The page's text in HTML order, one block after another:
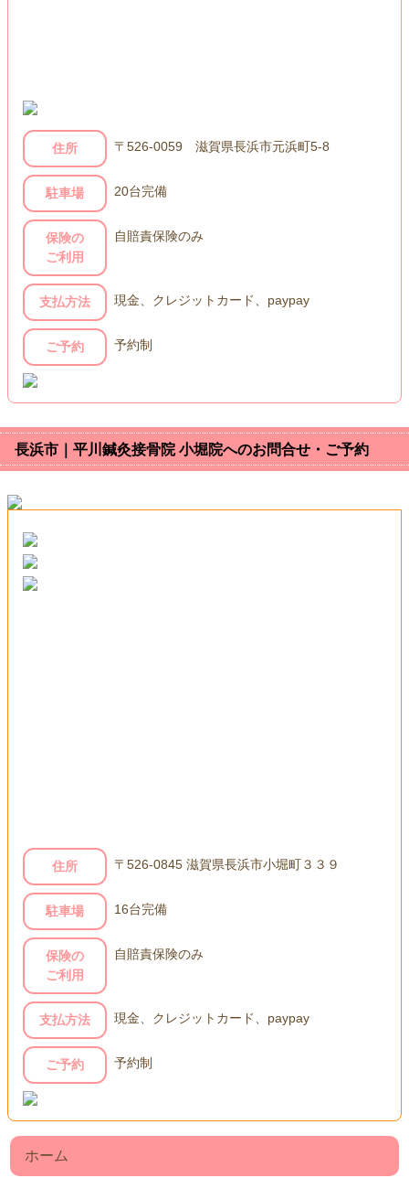
住所 〒526-0059 滋賀県長浜市元浜町5-8
駐車場 20台完備
保険の
ご利用
自賠責保険のみ
支払方法 現金、クレジットカード、paypay
ご予約 予約制
長浜市｜平川鍼灸接骨院 小堀院へのお問合せ・ご予約
住所 〒526-0845 滋賀県長浜市小堀町３３９
駐車場 16台完備
保険の
ご利用
自賠責保険のみ
支払方法 現金、クレジットカード、paypay
ご予約 予約制
ホーム